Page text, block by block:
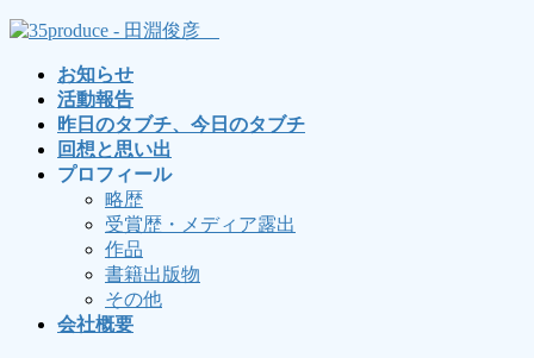
コ
ナ
お知らせ
活動報告
昨日のタブチ、今日のタブチ
回想と思い出
プロフィール
略歴
受賞歴・メディア露出
作品
書籍出版物
その他
会社概要